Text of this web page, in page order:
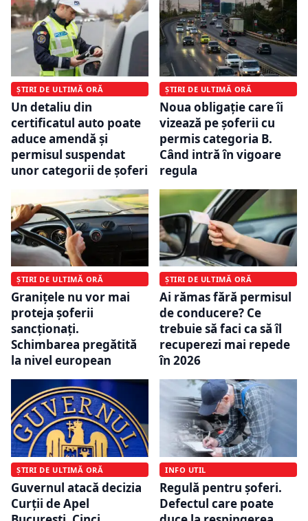
ȘTIRI DE ULTIMĂ ORĂ
Un detaliu din
certificatul auto poate
aduce amendă și
permisul suspendat
unor categorii de șoferi
ȘTIRI DE ULTIMĂ ORĂ
Noua obligație care îi
vizează pe șoferii cu
permis categoria B.
Când intră în vigoare
regula
ȘTIRI DE ULTIMĂ ORĂ
Granițele nu vor mai
proteja șoferii
sancționați.
Schimbarea pregătită
la nivel european
ȘTIRI DE ULTIMĂ ORĂ
Ai rămas fără permisul
de conducere? Ce
trebuie să faci ca să îl
recuperezi mai repede
în 2026
ȘTIRI DE ULTIMĂ ORĂ
Guvernul atacă decizia
Curții de Apel
INFO UTIL
Regulă pentru șoferi.
Defectul care poate